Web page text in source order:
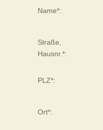
Name*:
Straße,
Hausnr.*:
PLZ*:
Ort*: